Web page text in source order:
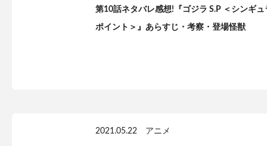
第10話ネタバレ感想!『ゴジラ S.P ＜シンギュ
ポイント＞』あらすじ・考察・登場怪獣
2021.05.22 アニメ